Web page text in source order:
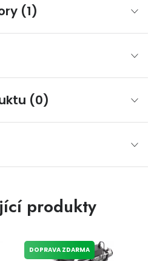
(1)
(0)
produkty
DOPRAVA ZDARMA